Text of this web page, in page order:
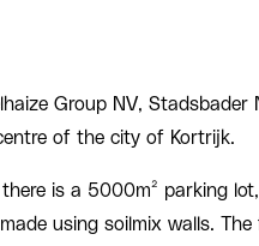
Group NV,
of the city of Kortrijk.
is a 5000m² parking
using soilmix walls.